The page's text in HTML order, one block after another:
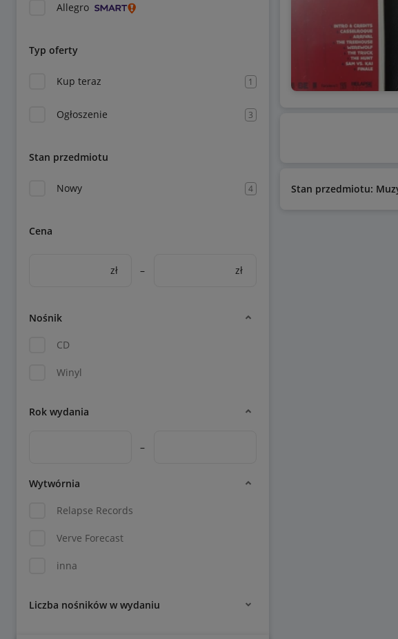
Allegro
Typ oferty
Kup teraz 1
Ogłoszenie 3
Stan przedmiotu
Nowy 4
Cena
zł – zł
Nośnik
CD
Winyl
Rok wydania
–
Wytwórnia
Relapse Records
Verve Forecast
inna
Liczba nośników w wydaniu
Stan przedmiotu: